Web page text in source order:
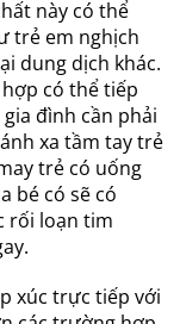
này có thể
trẻ em nghịch
dung dịch khác.
có thể tiếp
đình cần phải
xa tầm tay trẻ
trẻ có uống
bé có sẽ có
rối loạn tim
xúc trực tiếp với